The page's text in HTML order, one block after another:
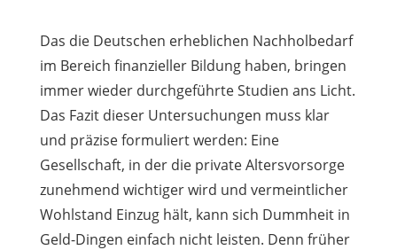
Das die Deutschen erheblichen Nachholbedarf
im Bereich finanzieller Bildung haben, bringen
immer wieder durchgeführte Studien ans Licht.
Das Fazit dieser Untersuchungen muss klar
und präzise formuliert werden: Eine
Gesellschaft, in der die private Altersvorsorge
zunehmend wichtiger wird und vermeintlicher
Wohlstand Einzug hält, kann sich Dummheit in
Geld-Dingen einfach nicht leisten. Denn früher